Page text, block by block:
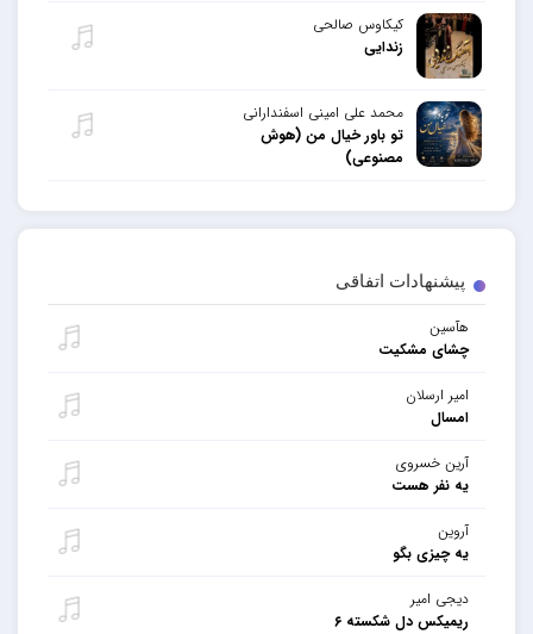
پیشنهادات اتفاقی
هآسین
چشای مشکیت
امیر ارسلان
امسال
آرین خسروی
یه نفر هست
آروین
یه چیزی بگو
دیجی امیر
ریمیکس دل شکسته ۶
کیکاوس صالحی
زندایی
محمد علی امینی اسفندارانی
تو باور خیال من (هوش
مصنوعی)